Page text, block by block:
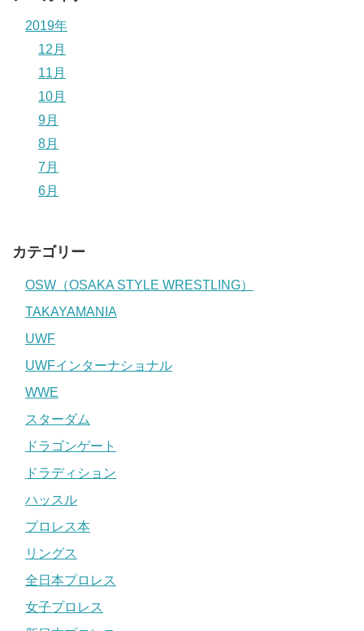
2019年
12月
11月
10月
9月
8月
7月
6月
カテゴリー
OSW（OSAKA STYLE WRESTLING）
TAKAYAMANIA
UWF
UWFインターナショナル
WWE
スターダム
ドラゴンゲート
ドラディション
ハッスル
プロレス本
リングス
全日本プロレス
女子プロレス